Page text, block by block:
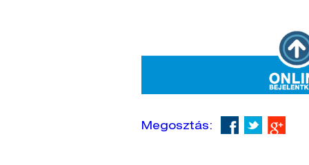
Megosztás: